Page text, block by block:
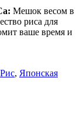
Мешок весом в
риса для
ваше время и
Рис, Японская